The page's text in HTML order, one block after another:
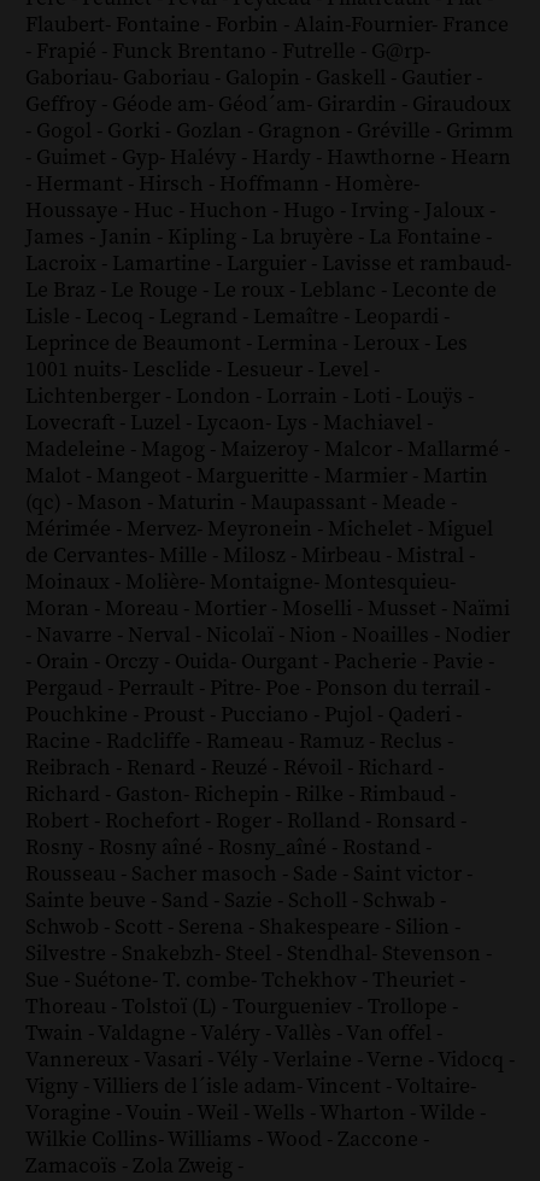
Flaubert- Fontaine - Forbin - Alain-Fournier- France
- Frapié - Funck Brentano - Futrelle - G@rp-
Gaboriau- Gaboriau - Galopin - Gaskell - Gautier -
Geffroy - Géode am- Géod´am- Girardin - Giraudoux
- Gogol - Gorki - Gozlan - Gragnon - Gréville - Grimm
- Guimet - Gyp- Halévy - Hardy - Hawthorne - Hearn
- Hermant - Hirsch - Hoffmann - Homère-
Houssaye - Huc - Huchon - Hugo - Irving - Jaloux -
James - Janin - Kipling - La bruyère - La Fontaine -
Lacroix - Lamartine - Larguier - Lavisse et rambaud-
Le Braz - Le Rouge - Le roux - Leblanc - Leconte de
Lisle - Lecoq - Legrand - Lemaître - Leopardi -
Leprince de Beaumont - Lermina - Leroux - Les
1001 nuits- Lesclide - Lesueur - Level -
Lichtenberger - London - Lorrain - Loti - Louÿs -
Lovecraft - Luzel - Lycaon- Lys - Machiavel -
Madeleine - Magog - Maizeroy - Malcor - Mallarmé -
Malot - Mangeot - Margueritte - Marmier - Martin
(qc) - Mason - Maturin - Maupassant - Meade -
Mérimée - Mervez- Meyronein - Michelet - Miguel
de Cervantes- Mille - Milosz - Mirbeau - Mistral -
Moinaux - Molière- Montaigne- Montesquieu-
Moran - Moreau - Mortier - Moselli - Musset - Naïmi
- Navarre - Nerval - Nicolaï - Nion - Noailles - Nodier
- Orain - Orczy - Ouida- Ourgant - Pacherie - Pavie -
Pergaud - Perrault - Pitre- Poe - Ponson du terrail -
Pouchkine - Proust - Pucciano - Pujol - Qaderi -
Racine - Radcliffe - Rameau - Ramuz - Reclus -
Reibrach - Renard - Reuzé - Révoil - Richard -
Richard - Gaston- Richepin - Rilke - Rimbaud -
Robert - Rochefort - Roger - Rolland - Ronsard -
Rosny - Rosny aîné - Rosny_aîné - Rostand -
Rousseau - Sacher masoch - Sade - Saint victor -
Sainte beuve - Sand - Sazie - Scholl - Schwab -
Schwob - Scott - Serena - Shakespeare - Silion -
Silvestre - Snakebzh- Steel - Stendhal- Stevenson -
Sue - Suétone- T. combe- Tchekhov - Theuriet -
Thoreau - Tolstoï (L) - Tourgueniev - Trollope -
Twain - Valdagne - Valéry - Vallès - Van offel -
Vannereux - Vasari - Vély - Verlaine - Verne - Vidocq -
Vigny - Villiers de l´isle adam- Vincent - Voltaire-
Voragine - Vouin - Weil - Wells - Wharton - Wilde -
Wilkie Collins- Williams - Wood - Zaccone -
Zamacoïs - Zola Zweig -